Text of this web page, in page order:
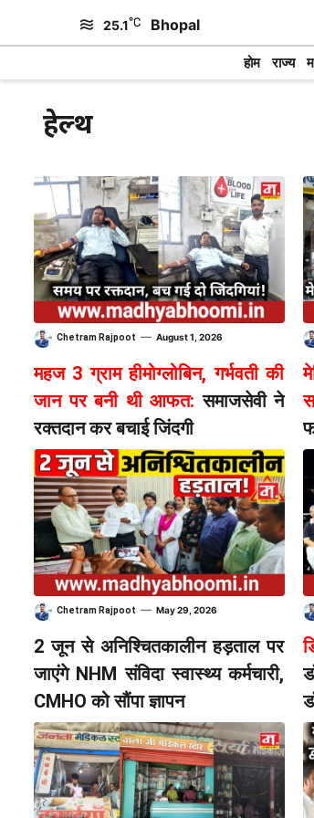
to
25.1 Bhopal
होम राज्य
हेल्थ
Chetram Rajpoot — August 1, 2026
महज 3 ग्राम हीमोग्लोबिन, गर्भवती की
जान पर बनी थी आफत: समाजसेवी ने
रक्तदान कर बचाई जिंदगी
Chetram Rajpoot — May 29, 2026
2 जून से अनिश्चितकालीन हड़ताल पर
जाएंगे NHM संविदा स्वास्थ्य कर्मचारी,
CMHO को सौंपा ज्ञापन